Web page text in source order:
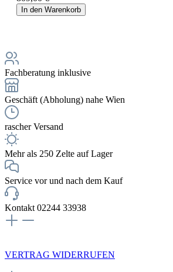
In den Warenkorb
Fachberatung inklusive
Geschäft (Abholung) nahe Wien
rascher Versand
Mehr als 250 Zelte auf Lager
Service vor und nach dem Kauf
Kontakt 02244 33938
VERTRAG WIDERRUFEN